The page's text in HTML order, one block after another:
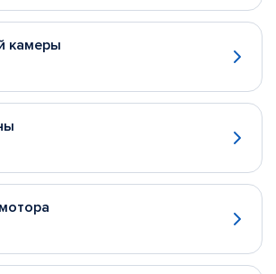
камеры